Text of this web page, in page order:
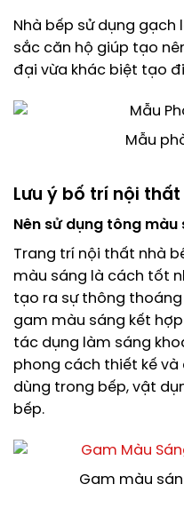
Nhà bếp sử dụng
sắc căn hộ giúp tạo
đại vừa khác biệt tạo
Mẫu
Lưu ý bố trí nội
Nên sử dụng tông màu
Trang trí nội thất nhà
màu sáng là cách tốt
tạo ra sự thông thoáng
gam màu sáng kết
tác dụng làm sáng
phong cách thiết kế
dùng trong bếp, vật
bếp.
Gam màu